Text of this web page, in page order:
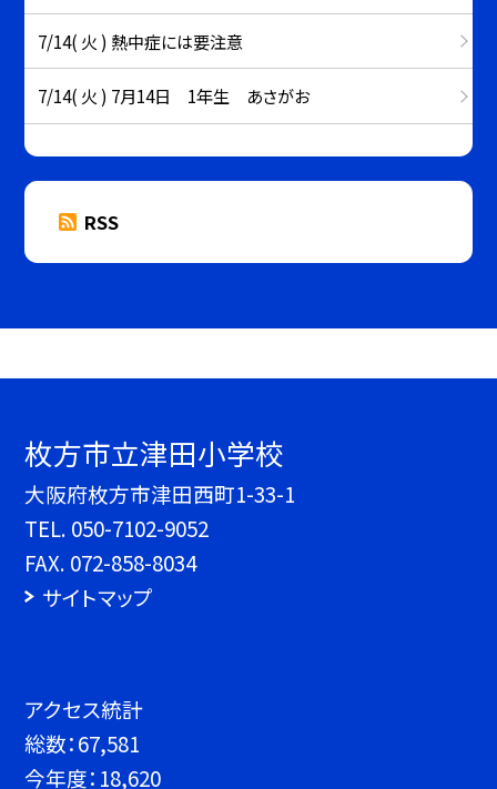
7/14( 火 ) 熱中症には要注意
7/14( 火 ) 7月14日 1年生 あさがお
RSS
枚方市立津田小学校
大阪府枚方市津田西町1-33-1
TEL. 050-7102-9052
FAX. 072-858-8034
サイトマップ
アクセス統計
総数：67,581
今年度： 18,620